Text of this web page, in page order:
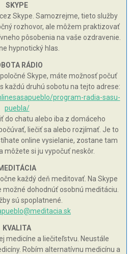
SKYPE
Skype. Samozrejme, tieto služby
rozhovor, ale môžem praktizovať
pôsobenia na vaše ozdravenie.
hypnotický hlas.
RÁDIO
Skype, máte možnosť počuť
každú druhú sobotu na tejto adrese:
program-radia-sasu-
puebla/
do chatu alebo iba z domáceho
liečiť sa alebo rozjímať. Je to
online vysielanie, zostane tam
môžete si ju vypočuť neskôr.
každý deň meditovať. Na Skype
dohodnúť osobnú meditáciu.
sú spoplatnené.
KVALITA
medicíne a liečiteľstvu. Neustále
Robím alternatívnu medicínu a